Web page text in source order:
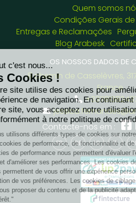
Quem somos
Condições Gerais
Entregas e Reclamações
Blog Arabesk
OS NOSSOS DADOS DE
8 chemin de Casselèvres,
France
Contacte-nos em :
FR GB ES IT